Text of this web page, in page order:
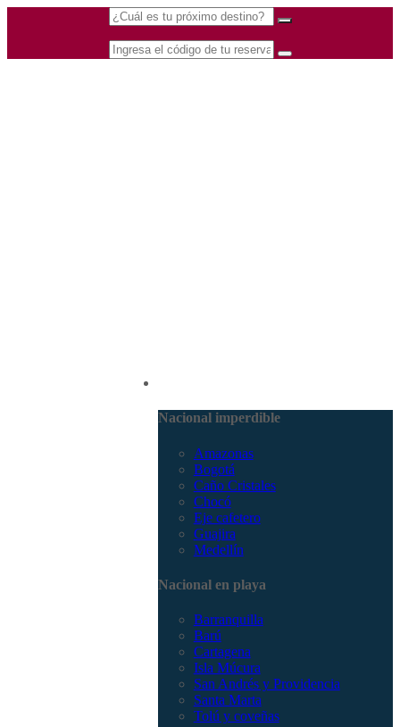
Nacional imperdible
Amazonas
Bogotá
Caño Cristales
Chocó
Eje cafetero
Guajira
Medellín
Nacional en playa
Barranquilla
Barú
Cartagena
Isla Múcura
San Andrés y Providencia
Santa Marta
Tolú y coveñas